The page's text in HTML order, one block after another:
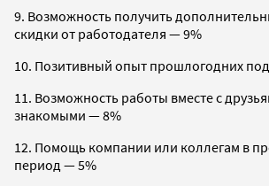
9. Возможность получить
скидки от работодателя — 9%
10. Позитивный опыт прошлогодних
11. Возможность работы вместе с
знакомыми — 8%
12. Помощь компании или коллегам в
период — 5%